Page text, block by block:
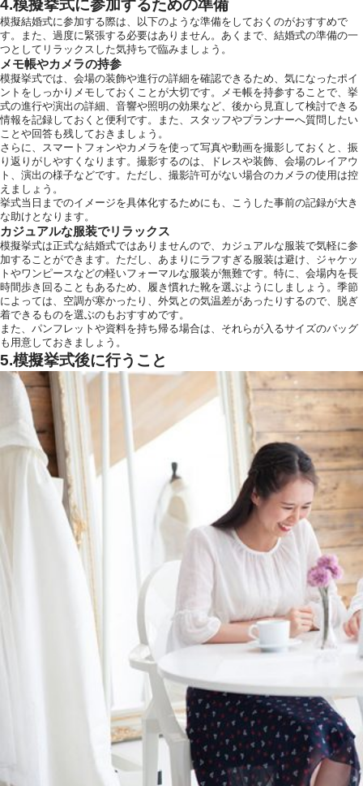
4.模擬挙式に参加するための準備
模擬結婚式に参加する際は、以下のような準備をしておくのがおすすめで
す。また、過度に緊張する必要はありません。あくまで、結婚式の準備の一
つとしてリラックスした気持ちで臨みましょう。
メモ帳やカメラの持参
模擬挙式では、会場の装飾や進行の詳細を確認できるため、気になったポイ
ントをしっかりメモしておくことが大切です。メモ帳を持参することで、挙
式の進行や演出の詳細、音響や照明の効果など、後から見直して検討できる
情報を記録しておくと便利です。また、スタッフやプランナーへ質問したい
ことや回答も残しておきましょう。
さらに、スマートフォンやカメラを使って写真や動画を撮影しておくと、振
り返りがしやすくなります。撮影するのは、ドレスや装飾、会場のレイアウ
ト、演出の様子などです。ただし、撮影許可がない場合のカメラの使用は控
えましょう。
挙式当日までのイメージを具体化するためにも、こうした事前の記録が大き
な助けとなります。
カジュアルな服装でリラックス
模擬挙式は正式な結婚式ではありませんので、カジュアルな服装で気軽に参
加することができます。ただし、あまりにラフすぎる服装は避け、ジャケッ
トやワンピースなどの軽いフォーマルな服装が無難です。特に、会場内を長
時間歩き回ることもあるため、履き慣れた靴を選ぶようにしましょう。季節
によっては、空調が寒かったり、外気との気温差があったりするので、脱ぎ
着できるものを選ぶのもおすすめです。
また、パンフレットや資料を持ち帰る場合は、それらが入るサイズのバッグ
も用意しておきましょう。
5.模擬挙式後に行うこと